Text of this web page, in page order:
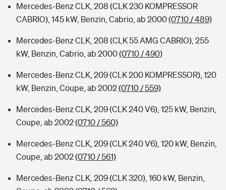
Mercedes-Benz CLK, 208 (CLK 230 KOMPRESSOR
CABRIO), 145 kW, Benzin, Cabrio, ab 2000(0710 / 489)
Mercedes-Benz CLK, 208 (CLK 55 AMG CABRIO), 255
kW, Benzin, Cabrio, ab 2000(0710 / 490)
Mercedes-Benz CLK, 209 (CLK 200 KOMPRESSOR), 120
kW, Benzin, Coupe, ab 2002(0710 / 559)
Mercedes-Benz CLK, 209 (CLK 240 V6), 125 kW, Benzin,
Coupe, ab 2002(0710 / 560)
Mercedes-Benz CLK, 209 (CLK 240 V6), 120 kW, Benzin,
Coupe, ab 2002(0710 / 561)
Mercedes-Benz CLK, 209 (CLK 320), 160 kW, Benzin,